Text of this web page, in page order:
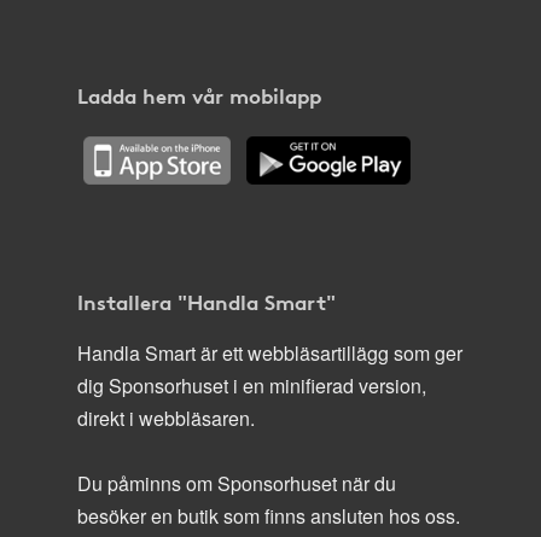
Ladda hem vår mobilapp
Installera "Handla Smart"
Handla Smart är ett webbläsartillägg som ger
dig Sponsorhuset i en minifierad version,
direkt i webbläsaren.
Du påminns om Sponsorhuset när du
besöker en butik som finns ansluten hos oss.